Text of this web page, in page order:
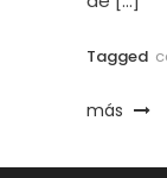
Tagged
más